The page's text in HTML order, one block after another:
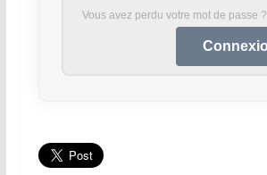
Vous avez perdu votre mot de passe ?